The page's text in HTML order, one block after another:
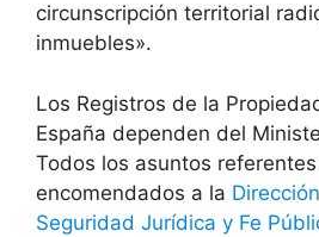
circunscripción territorial
inmuebles».
Los Registros de la
España dependen del
Todos los asuntos
encomendados a la
Seguridad Jurídica y Fe